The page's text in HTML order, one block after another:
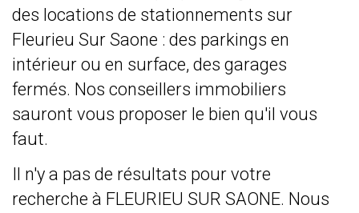
des locations de stationnements sur
Fleurieu Sur Saone : des parkings en
intérieur ou en surface, des garages
fermés. Nos conseillers immobiliers
sauront vous proposer le bien qu'il vous
faut.
Il n'y a pas de résultats pour votre
recherche à FLEURIEU SUR SAONE. Nous